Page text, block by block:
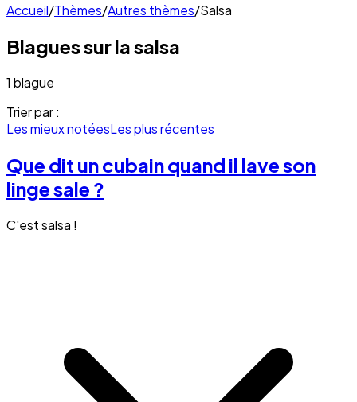
Accueil/Thèmes/Autres thèmes/Salsa
Blagues sur lasalsa
1 blague
Trier par :
Les mieux notéesLes plus récentes
Que dit un cubain quand il lave son
linge sale ?
C'est salsa !